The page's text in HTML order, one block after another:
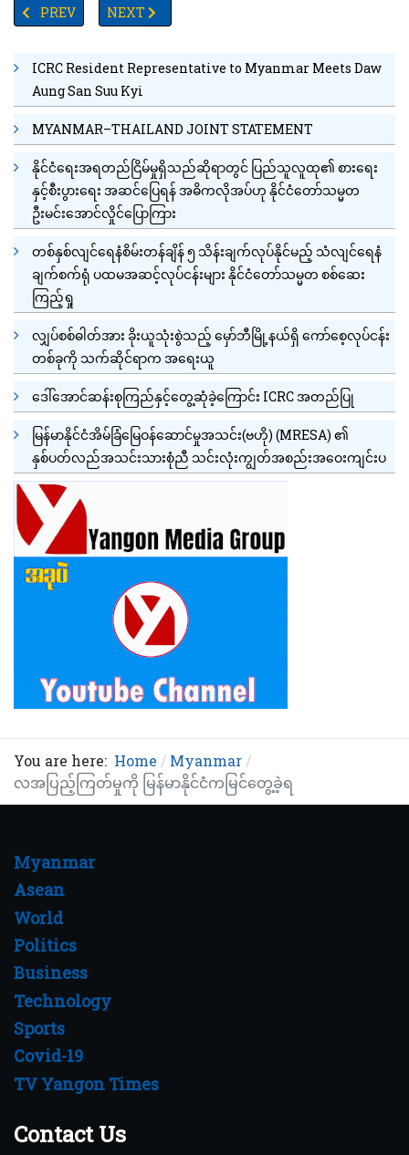
PREVIOUS ARTICLE: ကမ်းနီး၊ ကမ်းဝေးငါးဖမ်းရေယာဉ်များ ရ
PREV NEXT ARTICLE: ရှစ်လအတွင်း သွေးလွန်တုပ်ကွေးရော
NEXT
ICRC Resident Representative to Myanmar Meets Daw
Aung San Suu Kyi
MYANMAR–THAILAND JOINT STATEMENT
နိုင်ငံရေးအရတည်ငြိမ်မှုရှိသည်ဆိုရာတွင် ပြည်သူလူထု၏ စားရေး
နှင့်စီးပွားရေး အဆင်ပြေရန် အဓိကလိုအပ်ဟု နိုင်ငံတော်သမ္မတ
ဦးမင်းအောင်လှိုင်ပြောကြား
တစ်နှစ်လျင်ရေနံစိမ်းတန်ချိန် ၅ သိန်းချက်လုပ်နိုင်မည့် သံလျင်ရေနံ
ချက်စက်ရုံ ပထမအဆင့်လုပ်ငန်းများ နိုင်ငံတော်သမ္မတ စစ်ဆေး
ကြည့်ရှု
လျှပ်စစ်ဓါတ်အား ခိုးယူသုံးစွဲသည့် မှော်ဘီမြို့နယ်ရှိ ကော်စေ့လုပ်ငန်း
တစ်ခုကို သက်ဆိုင်ရာက အရေးယူ
ဒေါ်အောင်ဆန်းစုကြည်နှင့်တွေ့ဆုံခဲ့ကြောင်း ICRC အတည်ပြု
မြန်မာနိုင်ငံအိမ်ခြံမြေဝန်ဆောင်မှုအသင်း(ဗဟို) (MRESA) ၏
နှစ်ပတ်လည်အသင်းသားစုံညီ သင်းလုံးကျွတ်အစည်းအဝေးကျင်းပ
You are here: Home
Myanmar
လအပြည့်ကြတ်မှုကို မြန်မာနိုင်ငံကမြင်တွေ့ခဲ့ရ
Myanmar
Asean
World
Politics
Business
Technology
Sports
Covid-19
TV Yangon Times
Contact Us